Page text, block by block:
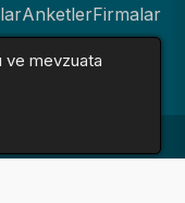
AnketlerFirmalar
Saklıdır.
ve mevzuata